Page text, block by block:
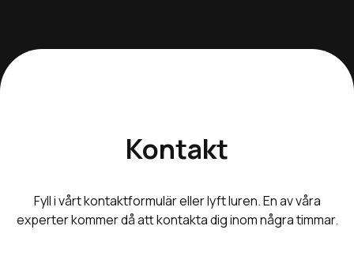
Kontakt
Fyll i vårt kontaktformulär eller lyft luren. En av våra
experter kommer då att kontakta dig inom några timmar.